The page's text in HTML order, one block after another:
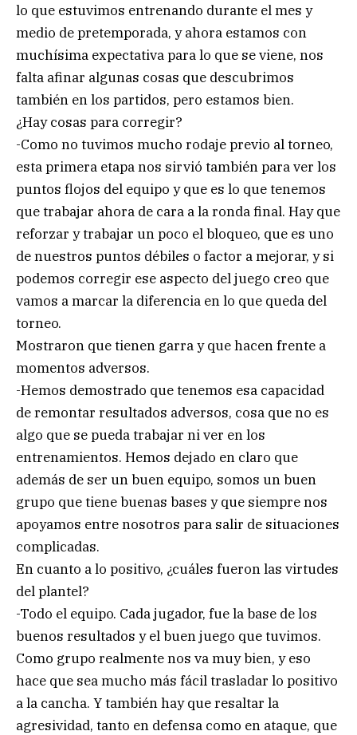
lo que estuvimos entrenando durante el mes y
medio de pretemporada, y ahora estamos con
muchísima expectativa para lo que se viene, nos
falta afinar algunas cosas que descubrimos
también en los partidos, pero estamos bien.
¿Hay cosas para corregir?
-Como no tuvimos mucho rodaje previo al torneo,
esta primera etapa nos sirvió también para ver los
puntos flojos del equipo y que es lo que tenemos
que trabajar ahora de cara a la ronda final. Hay que
reforzar y trabajar un poco el bloqueo, que es uno
de nuestros puntos débiles o factor a mejorar, y si
podemos corregir ese aspecto del juego creo que
vamos a marcar la diferencia en lo que queda del
torneo.
Mostraron que tienen garra y que hacen frente a
momentos adversos.
-Hemos demostrado que tenemos esa capacidad
de remontar resultados adversos, cosa que no es
algo que se pueda trabajar ni ver en los
entrenamientos. Hemos dejado en claro que
además de ser un buen equipo, somos un buen
grupo que tiene buenas bases y que siempre nos
apoyamos entre nosotros para salir de situaciones
complicadas.
En cuanto a lo positivo, ¿cuáles fueron las virtudes
del plantel?
-Todo el equipo. Cada jugador, fue la base de los
buenos resultados y el buen juego que tuvimos.
Como grupo realmente nos va muy bien, y eso
hace que sea mucho más fácil trasladar lo positivo
a la cancha. Y también hay que resaltar la
agresividad, tanto en defensa como en ataque, que